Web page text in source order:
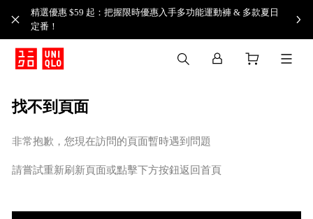
精選優惠 $59 起：把握限時優惠入手多功能運動褲 & 多款夏日
定番！​
找不到頁面
非常抱歉，您現在訪問的頁面暫時遇到問題
請嘗試重新刷新頁面或點擊下方按鈕返回首頁